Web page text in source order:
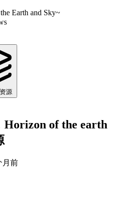
Earth and Sky~
源
of the earth
月前